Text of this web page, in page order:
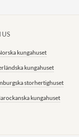
kungahuset
kungahuset
storhertighuset
kungahuset